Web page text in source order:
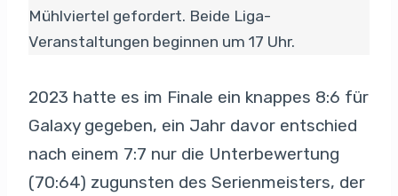
Mühlviertel gefordert. Beide Liga-
Veranstaltungen beginnen um 17 Uhr.
2023 hatte es im Finale ein knappes 8:6 für
Galaxy gegeben, ein Jahr davor entschied
nach einem 7:7 nur die Unterbewertung
(70:64) zugunsten des Serienmeisters, der